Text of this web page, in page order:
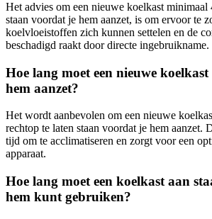
Het advies om een nieuwe koelkast minimaal
staan voordat je hem aanzet, is om ervoor te
koelvloeistoffen zich kunnen settelen en de
beschadigd raakt door directe ingebruikname.
Hoe lang moet een nieuwe
hem aanzet?
Het wordt aanbevolen om een nieuwe
rechtop te laten staan voordat je hem aanzet.
tijd om te acclimatiseren en zorgt voor een
apparaat.
Hoe lang moet een koelkast aan
hem kunt gebruiken?